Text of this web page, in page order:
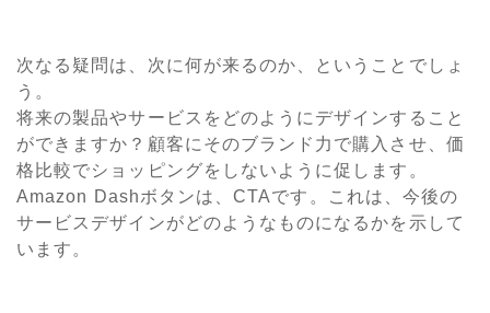
次なる疑問は、次に何が来るのか、ということでしょ
う。
将来の製品やサービスをどのようにデザインすること
ができますか？顧客にそのブランド力で購入させ、価
格比較でショッピングをしないように促します。
Amazon Dashボタンは、CTAです。これは、今後の
サービスデザインがどのようなものになるかを示して
います。